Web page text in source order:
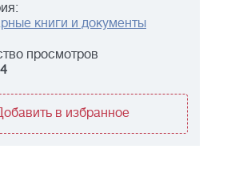
книги и документы
просмотров
в избранное